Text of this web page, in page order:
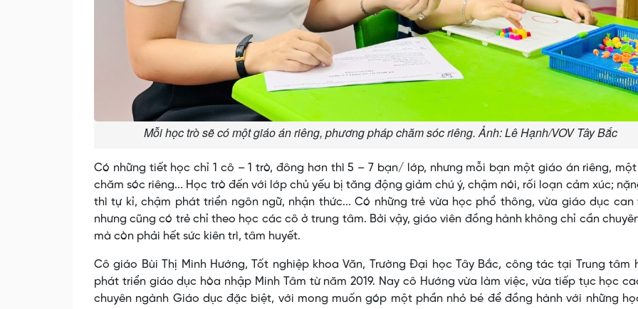
Mỗi học trò sẽ có một giáo án riêng, phương pháp chăm sóc riêng. Ảnh: Lê Hạnh/VOV Tây Bắc
Có những tiết học chỉ 1 cô – 1 trò, đông hơn thì 5 – 7 bạn/ lớp, nhưng mỗi bạn một giáo án riêng,
chăm sóc riêng... Học trò đến với lớp chủ yếu bị tăng động giảm chú ý, chậm nói, rối loạn cảm xúc;
thì tự kỉ, chậm phát triển ngôn ngữ, nhận thức... Có những trẻ vừa học phổ thông, vừa giáo dục can
nhưng cũng có trẻ chỉ theo học các cô ở trung tâm. Bởi vậy, giáo viên đồng hành không chỉ cần
mà còn phải hết sức kiên trì, tâm huyết.
Cô giáo Bùi Thị Minh Hướng, Tốt nghiệp khoa Văn, Trường Đại học Tây Bắc, công tác tại Trung tâm
phát triển giáo dục hòa nhập Minh Tâm từ năm 2019. Nay cô Hướng vừa làm việc, vừa tiếp tục học
chuyên ngành Giáo dục đặc biệt, với mong muốn góp một phần nhỏ bé để đồng hành với những